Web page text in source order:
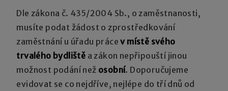
Dle zákona č. 435/2004 Sb., o zaměstnanosti,
musíte podat žádost o zprostředkování
zaměstnání u úřadu prácev místě svého
trvalého bydliště a zákon nepřipouští jinou
možnost podání než osobní. Doporučujeme
evidovat se co nejdříve, nejlépe do tří dnů od